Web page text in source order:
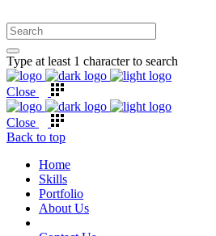
Type at least 1 character to search
Close
Close
Back to top
Home
Skills
Portfolio
About Us